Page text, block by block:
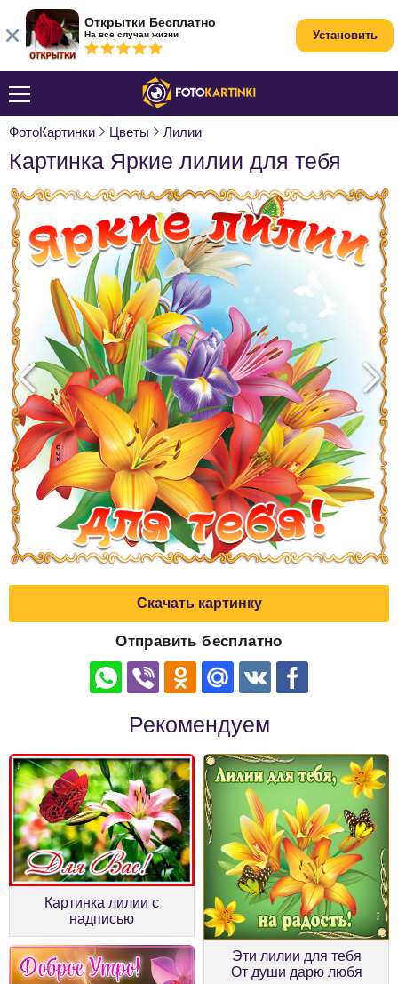
ФотоКартинки Цветы Лилии
Картинка Яркие лилии для тебя
Скачать картинку
Отправить бесплатно
Рекомендуем
Картинка лилии с
надписью
Эти лилии для тебя
От души дарю любя
Открытки Бесплатно
На все случаи жизни Установить